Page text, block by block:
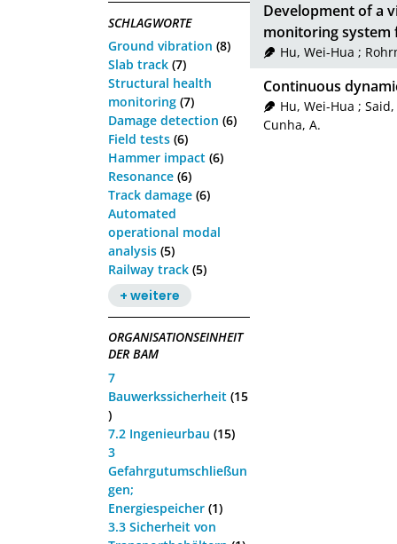
SCHLAGWORTE
Ground vibration (8)
Slab track (7)
Structural health
monitoring (7)
Damage detection (6)
Field tests (6)
Hammer impact (6)
Resonance (6)
Track damage (6)
Automated
operational modal
analysis (5)
Railway track (5)
+ weitere
ORGANISATIONSEINHEIT
DER BAM
7
Bauwerkssicherheit (15
)
7.2 Ingenieurbau (15)
3
Gefahrgutumschließun
gen;
Energiespeicher (1)
3.3 Sicherheit von
Development of a
monitoring
Hu, Wei-Hua ;
Continuous
Hu, Wei-Hua ;
Cunha, A.